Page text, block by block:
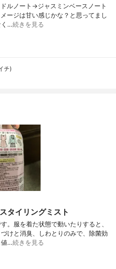
ルノート→ジャスミンベースノート
ージは甘い感じかな？と思ってまし
く…続きを見る
チ)
タイリングミスト
。服を着た状態で動いたりすると、
けと消臭、しわとりのみで、除菌効
値…続きを見る